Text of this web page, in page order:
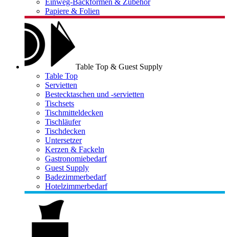
Einweg-Backformen & Zubehör
Papiere & Folien
Table Top & Guest Supply
Table Top
Servietten
Bestecktaschen und -servietten
Tischsets
Tischmitteldecken
Tischläufer
Tischdecken
Untersetzer
Kerzen & Fackeln
Gastronomiebedarf
Guest Supply
Badezimmerbedarf
Hotelzimmerbedarf